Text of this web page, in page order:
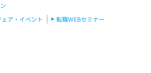
ア・イベント
転職WEBセミナー